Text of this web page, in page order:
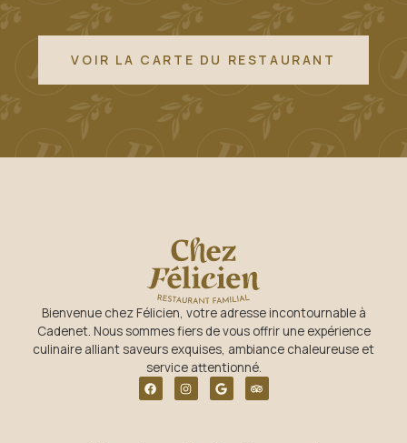
VOIR LA CARTE DU RESTAURANT
Bienvenue chez Félicien, votre adresse incontournable à
Cadenet. Nous sommes fiers de vous offrir une expérience
culinaire alliant saveurs exquises, ambiance chaleureuse et
service attentionné.